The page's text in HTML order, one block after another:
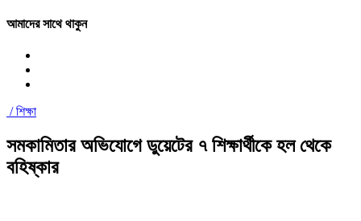
আমাদের সাথে থাকুন
/শিক্ষা
সমকামিতার অভিযোগে ডুয়েটের ৭ শিক্ষার্থীকে হল থেকে
বহিষ্কার